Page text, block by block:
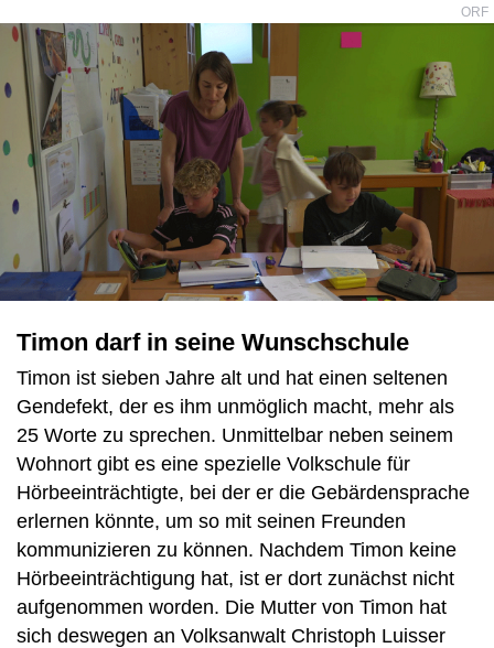
ORF
Timon darf in seine Wunschschule
Timon ist sieben Jahre alt und hat einen seltenen
Gendefekt, der es ihm unmöglich macht, mehr als
25 Worte zu sprechen. Unmittelbar neben seinem
Wohnort gibt es eine spezielle Volkschule für
Hörbeeinträchtigte, bei der er die Gebärdensprache
erlernen könnte, um so mit seinen Freunden
kommunizieren zu können. Nachdem Timon keine
Hörbeeinträchtigung hat, ist er dort zunächst nicht
aufgenommen worden. Die Mutter von Timon hat
sich deswegen an Volksanwalt Christoph Luisser